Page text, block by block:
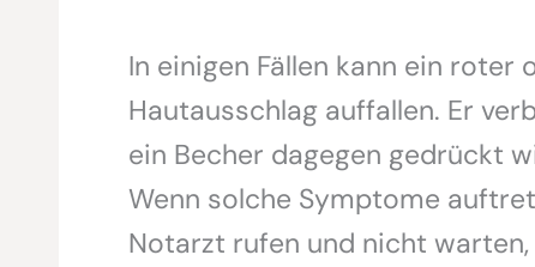
In einigen Fällen kann ein roter
Hautausschlag auffallen. Er
ein Becher dagegen gedrückt
Wenn solche Symptome
Notarzt rufen und nicht